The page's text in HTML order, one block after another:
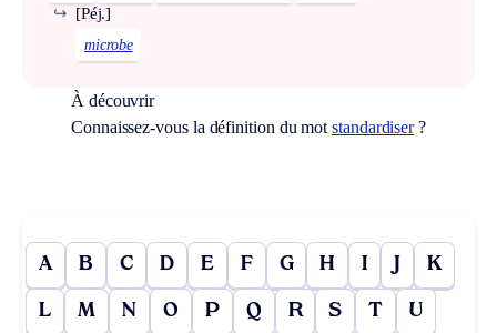
[Péj.]
↪
microbe
À découvrir
Connaissez-vous la définition du motstandardiser?
A B C D E F G H I J K
L M N O P Q R S T U